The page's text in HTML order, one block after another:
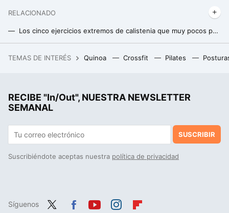
RELACIONADO
Los cinco ejercicios extremos de calistenia que muy pocos pueden hacer
TEMAS DE INTERÉS Quinoa Crossfit Pilates
RECIBE "In/Out", NUESTRA NEWSLETTER
SEMANAL
SUSCRIBIR
Suscribiéndote aceptas nuestra política de privacidad
Síguenos